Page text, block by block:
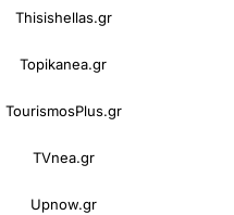
Thisishellas.gr
Topikanea.gr
TourismosPlus.gr
TVnea.gr
Upnow.gr